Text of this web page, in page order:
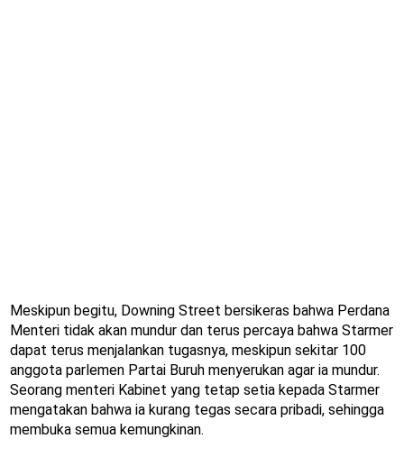
Meskipun begitu, Downing Street bersikeras bahwa Perdana
Menteri tidak akan mundur dan terus percaya bahwa Starmer
dapat terus menjalankan tugasnya, meskipun sekitar 100
anggota parlemen Partai Buruh menyerukan agar ia mundur.
Seorang menteri Kabinet yang tetap setia kepada Starmer
mengatakan bahwa ia kurang tegas secara pribadi, sehingga
membuka semua kemungkinan.